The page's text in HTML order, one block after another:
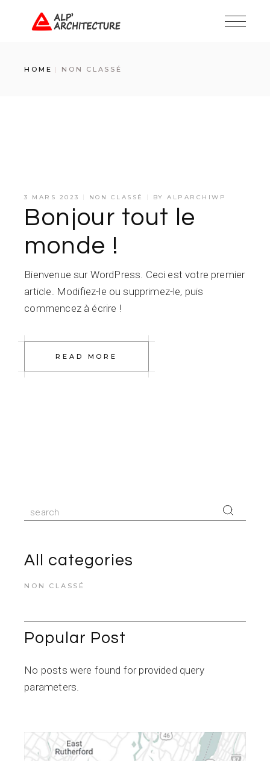
HOME NON CLASSÉ
3 MARS 2023 NON CLASSÉ BYALPARCHIWP
Bonjour tout le
monde !
Bienvenue sur WordPress. Ceci est votre premier
article. Modifiez-le ou supprimez-le, puis
commencez à écrire !
READ MORE
Search
for:
All categories
NON CLASSÉ
Popular Post
No posts were found for provided query
parameters.